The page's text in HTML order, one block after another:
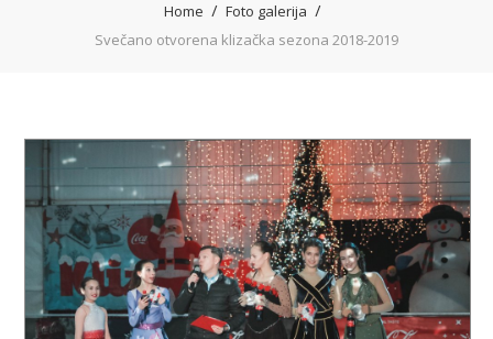
Home
Foto galerija
Svečano otvorena klizačka sezona 2018-2019